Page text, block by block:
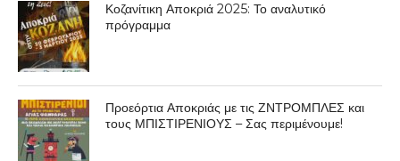
Κοζανίτικη Αποκριά 2025: Το αναλυτικό
πρόγραμμα
Προεόρτια Αποκριάς με τις ΖΝΤΡΟΜΠΛΕΣ και
τους ΜΠΙΣΤΙΡΕΝΙΟΥΣ – Σας περιμένουμε!